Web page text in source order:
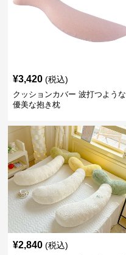
¥3,420 (税込)
クッションカバー 波打つような
優美な抱き枕
¥2,840 (税込)